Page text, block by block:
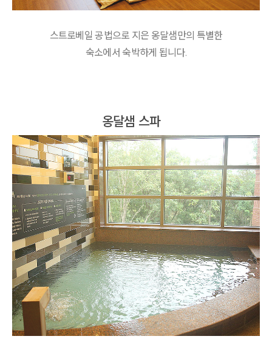
스트로베일 공법으로 지은 옹달샘만의 특별한
숙소에서 숙박하게 됩니다.
옹달샘 스파